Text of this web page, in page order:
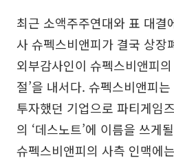
최근 소액주주연대와 표 대결
사 슈펙스비앤피가 결국 상장
외부감사인이 슈펙스비앤피
절’을 내서다. 슈펙스비앤피
투자했던 기업으로 파티게임
의 ‘데스노트’에 이름을 쓰게
슈펙스비앤피의 사측 인맥에